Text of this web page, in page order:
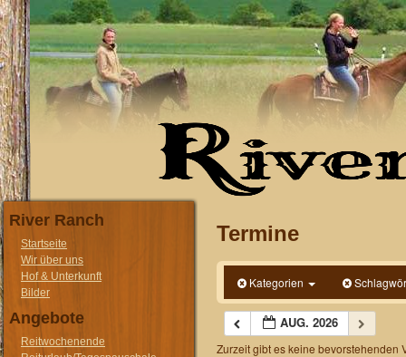
River Ranch
Startseite
Wir über uns
Hof & Unterkunft
Bilder
Angebote
Reitwochenende
Termine
Kategorien
AUG. 2026
Zurzeit gibt es keine bevorstehenden